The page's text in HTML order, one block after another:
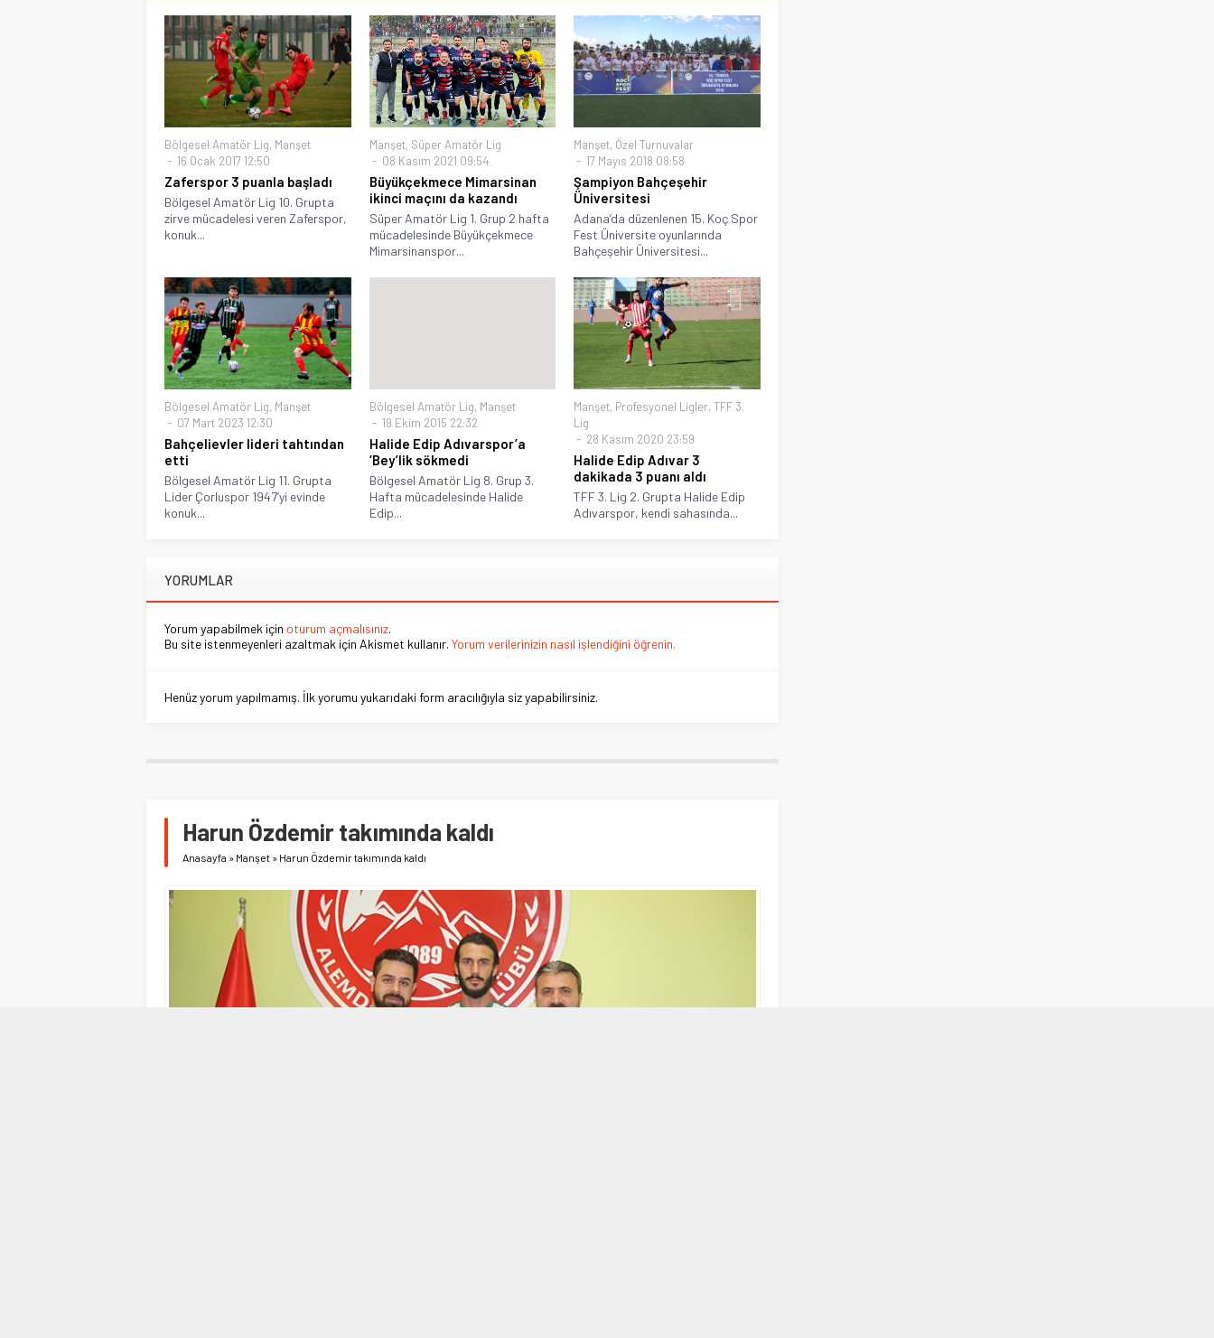
Bölgesel Amatör Lig, Manşet
16 Ocak 2017 12:50
Zaferspor 3 puanla başladı
Bölgesel Amatör Lig 10. Grupta
zirve mücadelesi veren Zaferspor,
konuk...
Manşet, Süper Amatör Lig
08 Kasım 2021 09:54
Büyükçekmece Mimarsinan
ikinci maçını da kazandı
Süper Amatör Lig 1. Grup 2 hafta
mücadelesinde Büyükçekmece
Mimarsinanspor...
Manşet, Özel Turnuvalar
17 Mayıs 2018 08:58
Şampiyon Bahçeşehir
Üniversitesi
Adana’da düzenlenen 15. Koç Spor
Fest Üniversite oyunlarında
Bahçeşehir Üniversitesi...
Bölgesel Amatör Lig, Manşet
07 Mart 2023 12:30
Bahçelievler lideri tahtından
etti
Bölgesel Amatör Lig 11. Grupta
Lider Çorluspor 1947’yi evinde
konuk...
Bölgesel Amatör Lig, Manşet
19 Ekim 2015 22:32
Halide Edip Adıvarspor’a
‘Bey’lik sökmedi
Bölgesel Amatör Lig 8. Grup 3.
Hafta mücadelesinde Halide
Edip...
Manşet, Profesyonel Ligler,TFF 3.
Lig
28 Kasım 2020 23:59
Halide Edip Adıvar 3
dakikada 3 puanı aldı
TFF 3. Lig 2. Grupta Halide Edip
Adıvarspor, kendi sahasında...
YORUMLAR
Yorum yapabilmek için oturum açmalısınız.
Bu site istenmeyenleri azaltmak için Akismet kullanır. Yorum verilerinizin nasıl işlendiğini öğrenin.
Henüz yorum yapılmamış. İlk yorumu yukarıdaki form aracılığıyla siz yapabilirsiniz.
Harun Özdemir takımında kaldı
Anasayfa » Manşet » Harun Özdemir takımında kaldı